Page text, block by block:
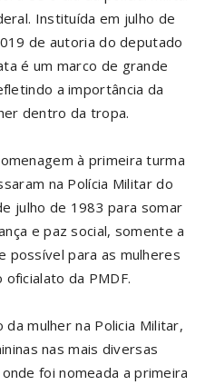
Instituída em julho de
de autoria do deputado
é um marco de grande
a importância da
dentro da tropa.
à primeira turma
na Polícia Militar do
julho de 1983 para somar
e paz social, somente a
para as mulheres
da PMDF.
da mulher na Policia Militar,
nas mais diversas
foi nomeada a primeira